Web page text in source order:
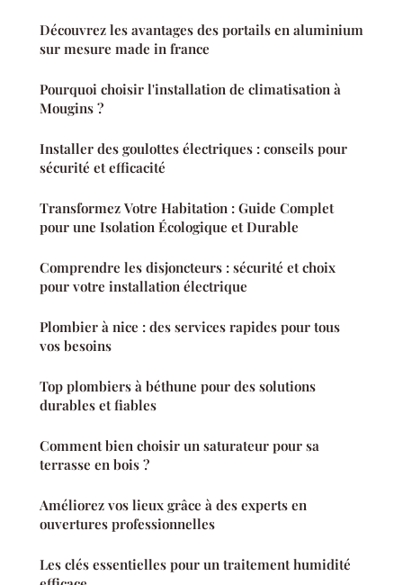
Découvrez les avantages des portails en aluminium
sur mesure made in france
Pourquoi choisir l'installation de climatisation à
Mougins ?
Installer des goulottes électriques : conseils pour
sécurité et efficacité
Transformez Votre Habitation : Guide Complet
pour une Isolation Écologique et Durable
Comprendre les disjoncteurs : sécurité et choix
pour votre installation électrique
Plombier à nice : des services rapides pour tous
vos besoins
Top plombiers à béthune pour des solutions
durables et fiables
Comment bien choisir un saturateur pour sa
terrasse en bois ?
Améliorez vos lieux grâce à des experts en
ouvertures professionnelles
Les clés essentielles pour un traitement humidité